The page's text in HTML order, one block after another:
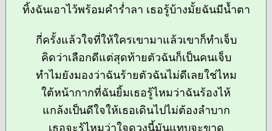
ทิ้งฉันเอาไว้พร้อมคำร่ำลา เธอรู้บ้างมั้ยฉันมีน้ำตา
กี่ครั้งแล้วใจที่ให้ใครเขามาแล้วเขาก็ทำเจ็บ
คิดว่าเลือกดีแต่สุดท้ายตัวฉันก็เป็นคนเจ็บ
ทำไมยังมองว่าฉันร้ายตัวฉันไม่ดีเลยใช่ไหม
ใต้หน้ากากที่ฉันยิ้มเธอรู้ไหมว่าฉันร้องไห้
แกล้งเป็นดีใจให้เธอเดินไปไม่ต้องลำบาก
เธอจะรู้ไหมว่าใจดวงนี้มันแทบจะขาด